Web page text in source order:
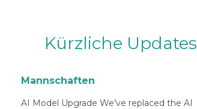
Kürzliche Updates
Mannschaften
AI Model Upgrade We’ve replaced the AI